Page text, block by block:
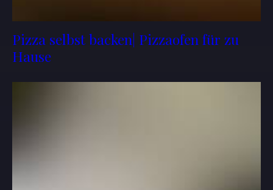
Pizza selbst backen| Pizzaofen für zu
Hause